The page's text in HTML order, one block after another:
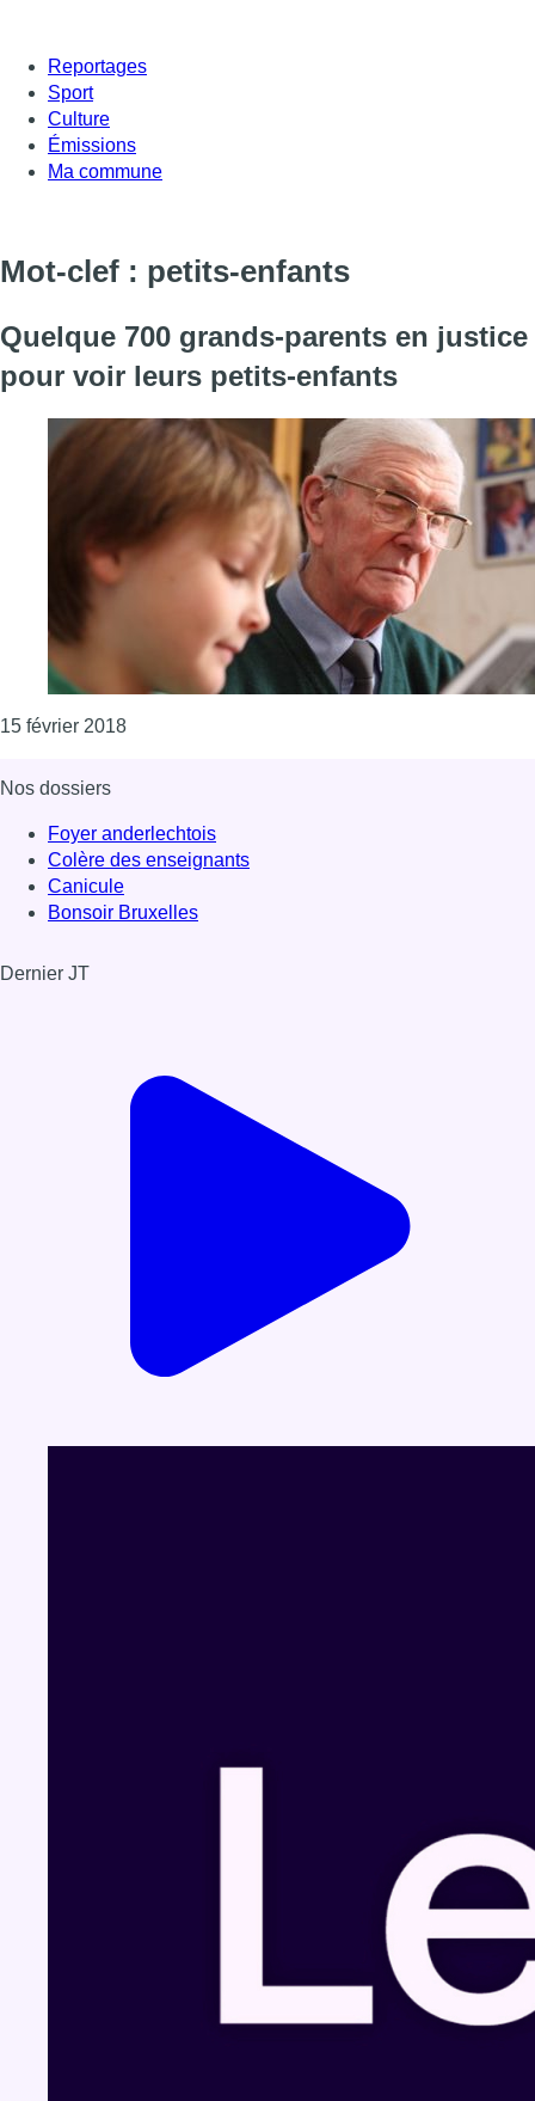
Reportages
Sport
Culture
Émissions
Ma commune
Mot-clef : petits-enfants
Quelque 700 grands-parents en justice
pour voir leurs petits-enfants
15 février 2018Consulter l'article "Quelque 700 grands-
Nos dossiers
Foyer anderlechtois
Colère des enseignants
Canicule
Bonsoir Bruxelles
Dernier JT